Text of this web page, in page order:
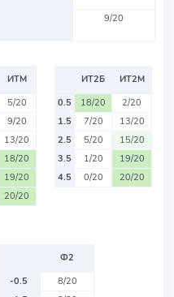
9/20
ИТМ
5/20
9/20
13/20
18/20
19/20
20/20
ИТ2Б
ИТ2М
0.5
18/20
2/20
1.5
7/20
13/20
2.5
5/20
15/20
3.5
1/20
19/20
4.5
0/20 20/20
Ф2
-0.5
8/20